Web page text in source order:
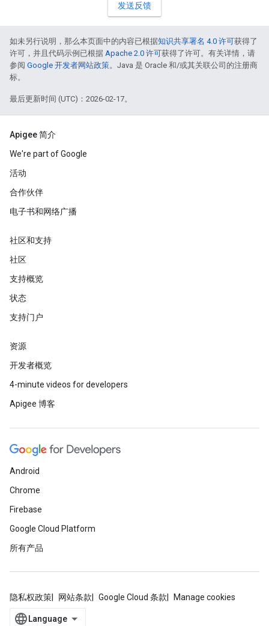
发送反馈
如未另行说明，那么本页面中的内容已根据知识共享署名 4.0 许可获得了
许可，并且代码示例已根据 Apache 2.0 许可获得了许可。有关详情，请
参阅 Google 开发者网站政策。Java 是 Oracle 和/或其关联公司的注册商
标。
最后更新时间 (UTC)：2026-02-17。
Apigee 简介
We're part of Google
活动
合作伙伴
电子书和网络广播
社区和支持
社区
支持概览
状态
支持门户
资源
开发者概览
4-minute videos for developers
Apigee 博客
Android
Chrome
Firebase
Google Cloud Platform
所有产品
隐私权政策 网站条款 Google Cloud 条款 Manage cookies